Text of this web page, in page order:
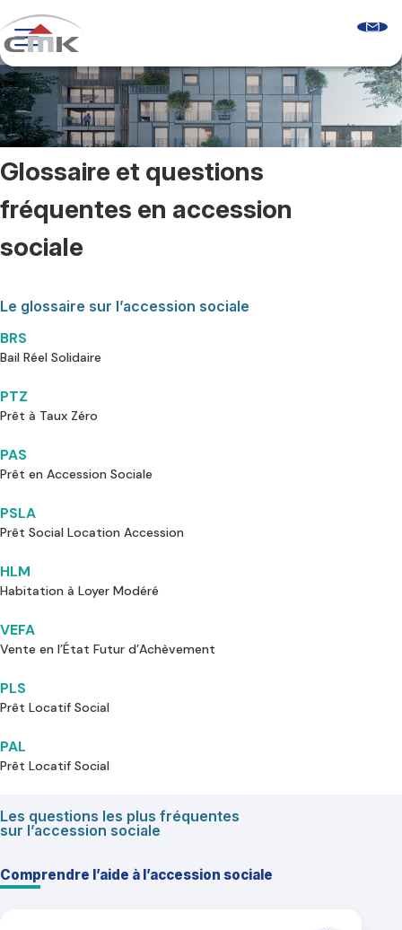
to
content
Programmes neufs
Logements récents
Le guide sur l’accession sociale
Comprendre les aides à l’accession
Glossaire & FAQ
Qui sommes-nous ?
Notre équipe
Nos agences
Nos clients
Nous contacter
Glossaire et questions
fréquentes en accession
sociale
Le glossaire sur l’accession sociale
BRS
Bail Réel Solidaire
PTZ
Prêt à Taux Zéro
PAS
Prêt en Accession Sociale
PSLA
Prêt Social Location Accession
HLM
Habitation à Loyer Modéré
VEFA
Vente en l’État Futur d’Achèvement
PLS
Prêt Locatif Social
PAL
Prêt Locatif Social
Les questions les plus fréquentes
sur l’accession sociale
Comprendre l’aide à l’accession sociale